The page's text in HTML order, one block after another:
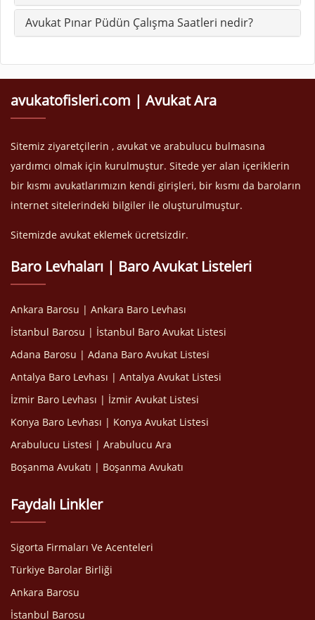
Avukat Pınar Püdün Çalışma Saatleri nedir?
avukatofisleri.com | Avukat Ara
Sitemiz ziyaretçilerin , avukat ve arabulucu bulmasına
yardımcı olmak için kurulmuştur. Sitede yer alan içeriklerin
bir kısmı avukatlarımızın kendi girişleri, bir kısmı da baroların
internet sitelerindeki bilgiler ile oluşturulmuştur.
Sitemizde avukat eklemek ücretsizdir.
Baro Levhaları | Baro Avukat Listeleri
Ankara Barosu | Ankara Baro Levhası
İstanbul Barosu | İstanbul Baro Avukat Listesi
Adana Barosu | Adana Baro Avukat Listesi
Antalya Baro Levhası | Antalya Avukat Listesi
İzmir Baro Levhası | İzmir Avukat Listesi
Konya Baro Levhası | Konya Avukat Listesi
Arabulucu Listesi | Arabulucu Ara
Boşanma Avukatı | Boşanma Avukatı
Faydalı Linkler
Sigorta Firmaları Ve Acenteleri
Türkiye Barolar Birliği
Ankara Barosu
İstanbul Barosu